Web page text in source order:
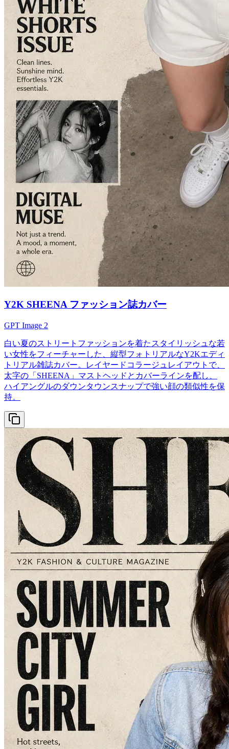
Y2K SHEENA ファッション誌カバー
GPT Image 2
白い夏のストリートファッションを着たスタイリッシュな若
い女性をフィーチャーした、縦型フォトリアルなY2Kエディ
トリアル雑誌カバー。レイヤードコラージュレイアウトで、
太字の「SHEENA」マストヘッドとカバーラインを配し、
ハイアングルのダウンタウンスナップで強い顔の類似性を保
持。